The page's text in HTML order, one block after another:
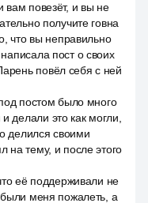
вам повезёт, и вы не
получите говна
что вы неправильно
пост о своих
повёл себя с ней
постом было много
делали это как могли,
делился своими
на тему, и после этого
её поддерживали не
меня пожалеть, а